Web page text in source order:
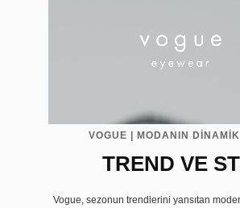
VOGUE | MODANIN
TREND VE
Vogue, sezonun trendlerini yansıtan